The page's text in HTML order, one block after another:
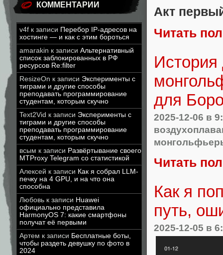
КОММЕНТАРИИ
v4f к записи Перебор IP-адресов на
хостинге — и как с этим бороться
amarakin к записи Альтернативный
список заблокированных в РФ
ресурсов Re:filter
ResizeOn к записи Эксперименты с
тиграми и другие способы
преподавать программирование
студентам, которым скучно
Text2Vid к записи Эксперименты с
тиграми и другие способы
преподавать программирование
студентам, которым скучно
всым к записи Развёртывание своего
MTProxy Telegram со статистикой
Алексей к записи Как я собрал LLM-
печку на 4 GPU, и на что она
способна
Любовь к записи Huawei
официально представила
HarmonyOS 7: какие смартфоны
получат её первыми
Артем к записи Бесплатные боты,
чтобы раздеть девушку по фото в
2024
Акт
Читать
История
для
2025-12-06 в
Читать
Как я
путь,
2025-12-05 в